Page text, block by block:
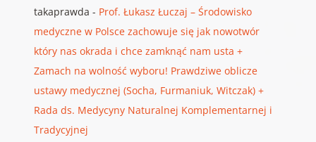
takaprawda - Prof. Łukasz Łuczaj – Środowisko
medyczne w Polsce zachowuje się jak nowotwór
który nas okrada i chce zamknąć nam usta +
Zamach na wolność wyboru! Prawdziwe oblicze
ustawy medycznej (Socha, Furmaniuk, Witczak) +
Rada ds. Medycyny Naturalnej Komplementarnej i
Tradycyjnej